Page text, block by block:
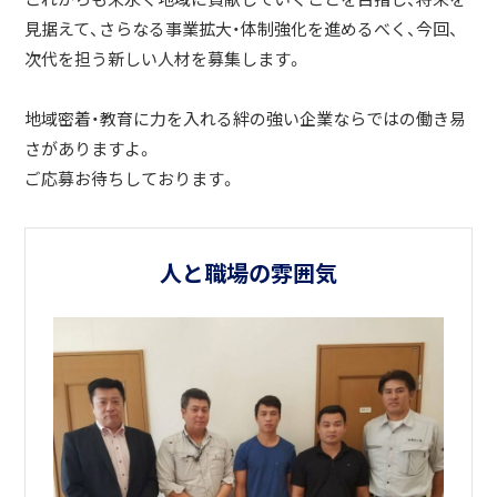
見据えて、さらなる事業拡大・体制強化を進めるべく、今回、
次代を担う新しい人材を募集します。
地域密着・教育に力を入れる絆の強い企業ならではの働き易
さがありますよ。
ご応募お待ちしております。
人と職場の雰囲気